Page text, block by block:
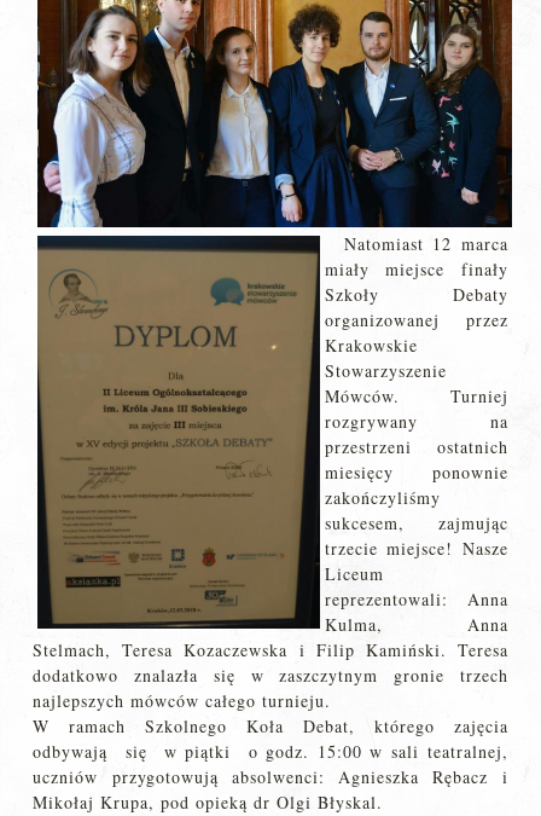
Natomiast 12 marca
miały miejsce finały
Szkoły Debaty
organizowanej przez
Krakowskie
Stowarzyszenie
Mówców. Turniej
rozgrywany na
przestrzeni ostatnich
miesięcy ponownie
zakończyliśmy
sukcesem, zajmując
trzecie miejsce! Nasze
Liceum
reprezentowali: Anna
Kulma, Anna
Stelmach, Teresa Kozaczewska i Filip Kamiński. Teresa
dodatkowo znalazła się w zaszczytnym gronie trzech
najlepszych mówców całego turnieju.
W ramach Szkolnego Koła Debat, którego zajęcia
odbywają się w piątki o godz. 15:00 w sali teatralnej,
uczniów przygotowują absolwenci: Agnieszka Rębacz i
Mikołaj Krupa, pod opieką dr Olgi Błyskal.